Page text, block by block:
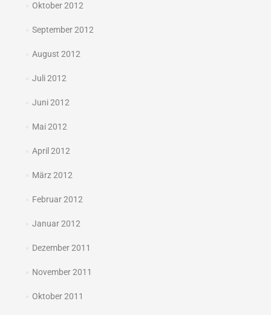
Oktober 2012
September 2012
August 2012
Juli 2012
Juni 2012
Mai 2012
April 2012
März 2012
Februar 2012
Januar 2012
Dezember 2011
November 2011
Oktober 2011